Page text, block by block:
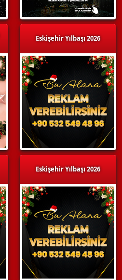
Eskişehir Yılbaşı 2026
Eskişehir Yılbaşı 2026